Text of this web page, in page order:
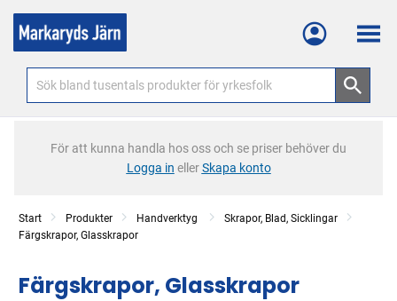
Meny
För att kunna handla hos oss och se priser behöver du
Logga in ellerSkapa konto
Start Produkter Handverktyg
Skrapor, Blad, Sicklingar
Färgskrapor, Glasskrapor
Färgskrapor, Glasskrapor